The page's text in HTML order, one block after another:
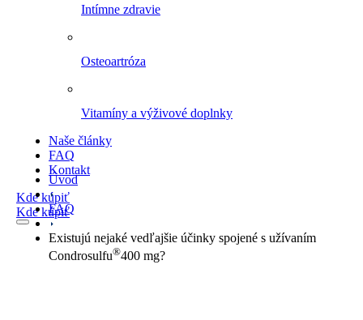
Intímne zdravie
Osteoartróza
Vitamíny a výživové doplnky
Naše články
FAQ
Kontakt
Kde kúpiť
Kde kúpiť
Úvod
FAQ
Existujú nejaké vedľajšie účinky spojené s užívaním
Condrosulfu®400 mg?